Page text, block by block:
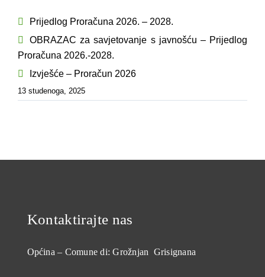
Prijedlog Proračuna 2026. – 2028.
OBRAZAC za savjetovanje s javnošću – Prijedlog
Proračuna 2026.-2028.
Izvješće – Proračun 2026
13 studenoga, 2025
Kontaktirajte nas
Općina – Comune di: Grožnjan Grisignana